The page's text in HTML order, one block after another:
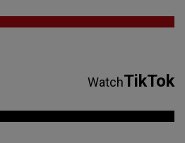
WatchTikTok